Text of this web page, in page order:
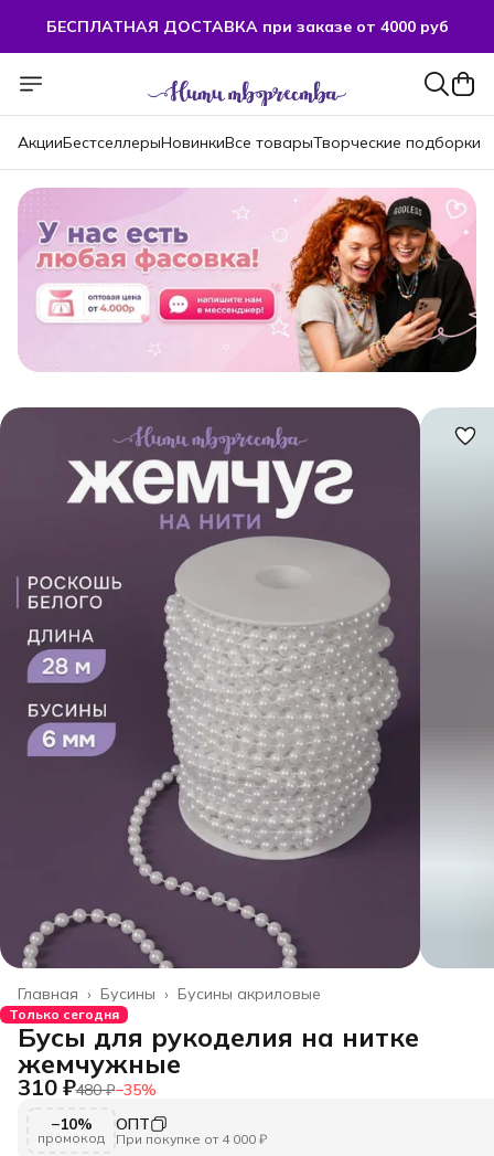
БЕСПЛАТНАЯ ДОСТАВКА при заказе от 4000 руб
БЕСПЛАТНАЯ ДОСТАВКА при заказе от 4000 руб
АкцииБестселлерыНовинкиВсе товарыТворческие подборки
Бусины акриловые
Бусины ›
Главная ›
Только сегодня
Бусы для рукоделия на нитке
жемчужные
310 ₽480 ₽−35%
−10%
промокод
ОПТ
При покупке от 4 000 ₽